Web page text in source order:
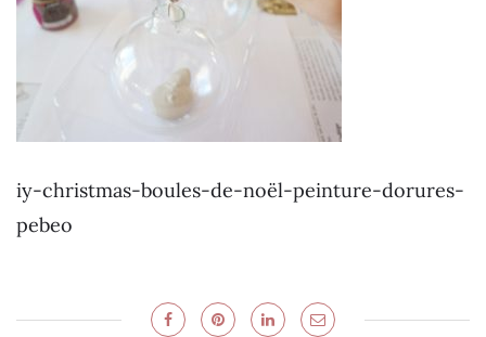
iy-christmas-boules-de-noël-peinture-dorures-
pebeo